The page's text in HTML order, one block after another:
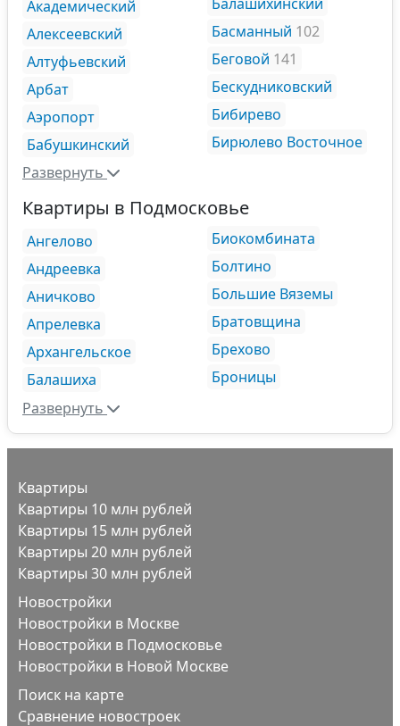
Академический
Алексеевский
Алтуфьевский
Арбат
Аэропорт
Бабушкинский
Басманный 102
Беговой 141
Бескудниковский
Бибирево
Бирюлево Восточное
Развернуть
Квартиры в Подмосковье
Ангелово
Андреевка
Аничково
Апрелевка
Архангельское
Балашиха
Биокомбината
Болтино
Большие Вяземы
Братовщина
Брехово
Броницы
Развернуть
Квартиры
Квартиры 10 млн рублей
Квартиры 15 млн рублей
Квартиры 20 млн рублей
Квартиры 30 млн рублей
Новостройки
Новостройки в Москве
Новостройки в Подмосковье
Новостройки в Новой Москве
Поиск на карте
Сравнение новостроек